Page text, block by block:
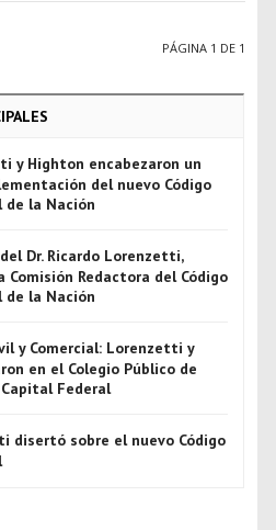
PÁGINA 1 DE 1
y Highton encabezaron un
del nuevo Código
de la Nación
Dr. Ricardo Lorenzetti,
Redactora del Código
de la Nación
y Comercial: Lorenzetti y
en el Colegio Público de
Federal
disertó sobre el nuevo Código